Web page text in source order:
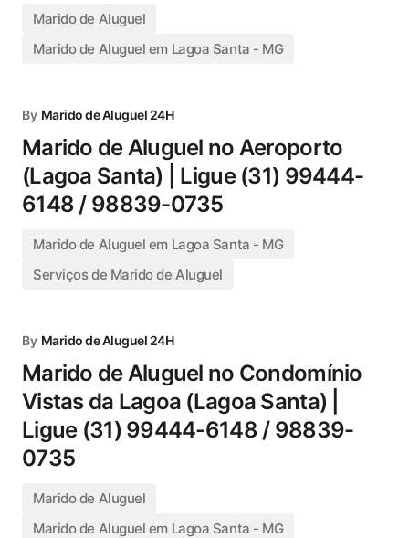
Marido de Aluguel
Marido de Aluguel em Lagoa Santa - MG
By Marido de Aluguel 24H
Marido de Aluguel no Aeroporto
(Lagoa Santa) | Ligue (31) 99444-
6148 / 98839-0735
Marido de Aluguel em Lagoa Santa - MG
Serviços de Marido de Aluguel
By Marido de Aluguel 24H
Marido de Aluguel no Condomínio
Vistas da Lagoa (Lagoa Santa) |
Ligue (31) 99444-6148 / 98839-
0735
Marido de Aluguel
Marido de Aluguel em Lagoa Santa - MG